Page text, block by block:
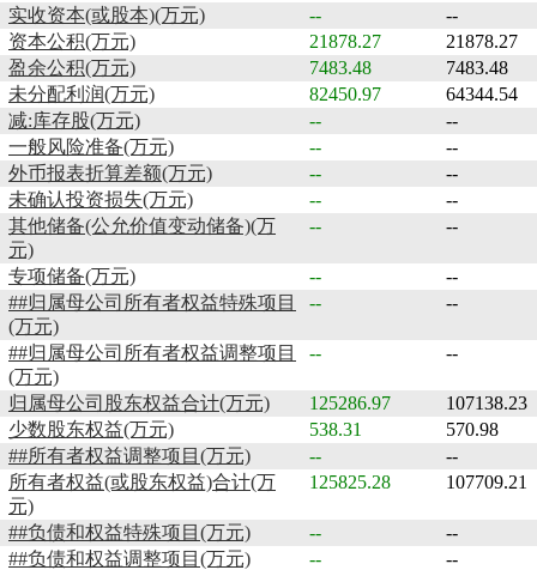
实收资本(或股本)(万元)
--
--
资本公积(万元)
21878.27
21878.27
盈余公积(万元)
7483.48
7483.48
未分配利润(万元)
82450.97
64344.54
减:库存股(万元)
--
--
一般风险准备(万元)
--
--
外币报表折算差额(万元)
--
--
未确认投资损失(万元)
--
--
其他储备(公允价值变动储备)(万
元)
-- --
专项储备(万元) --
--
##归属母公司所有者权益特殊项目
(万元)
-- --
##归属母公司所有者权益调整项目
(万元)
-- --
归属母公司股东权益合计(万元) 125286.97
107138.23
少数股东权益(万元)
538.31
570.98
##所有者权益调整项目(万元)
--
--
所有者权益(或股东权益)合计(万
元)
125825.28 107709.21
##负债和权益特殊项目(万元) --
--
##负债和权益调整项目(万元)
--
--